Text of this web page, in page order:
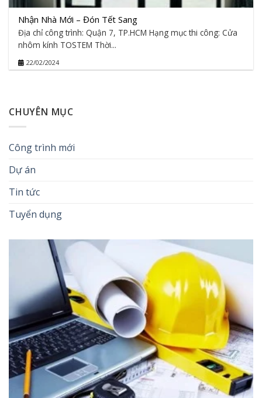
CHUYÊN MỤC
Công trình mới
Dự án
Tin tức
Tuyển dụng
Nhận Nhà Mới – Đón Tết Sang
Địa chỉ công trình: Quận 7, TP.HCM Hạng mục thi công: Cửa
nhôm kính TOSTEM Thời...
22/02/2024